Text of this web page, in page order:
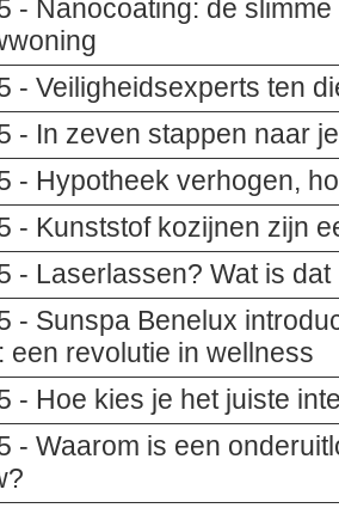
- Nanocoating: de
- Veiligheidsexperts ten
- In zeven stappen naar
- Hypotheek verhogen,
- Kunststof kozijnen zijn
- Laserlassen? Wat is
- Sunspa Benelux
een revolutie in wellness
- Hoe kies je het juiste
- Waarom is een